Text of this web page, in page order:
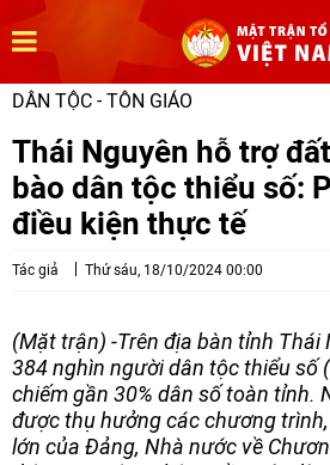
DÂN TỘC - TÔN GIÁO
Thái Nguyên hỗ trợ
bào dân tộc thiểu số:
điều kiện thực tế
Tác giả Thứ sáu, 18/10/2024 00:00
(Mặt trận) -Trên địa bàn tỉnh Thái
384 nghìn người dân tộc thiểu số
chiếm gần 30% dân số toàn tỉnh.
được thụ hưởng các chương
lớn của Đảng, Nhà nước về